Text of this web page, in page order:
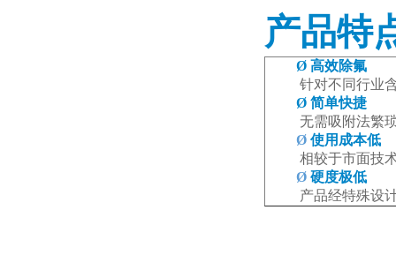
产品特
Ø 高效除氟
针对不同行业
Ø 简单快捷
无需吸附法繁
Ø 使用成本低
相较于市面技
Ø 硬度极低
产品经特殊设